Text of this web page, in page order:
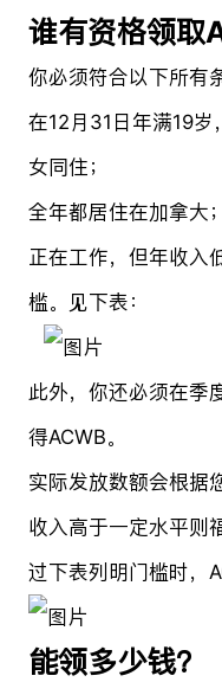
谁有资格领取
你必须符合以下所有
在12月31日年满19
女同住；
全年都居住在加拿大；
正在工作，但年收入
槛。见下表：
此外，你还必须在季
得ACWB。
实际发放数额会根据
收入高于一定水平则
过下表列明门槛时，
能领多少钱？